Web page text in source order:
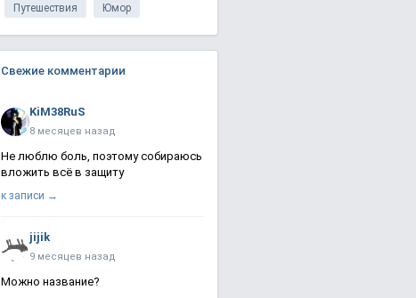
Путешествия Юмор
Свежие комментарии
KiM38RuS
8 месяцев назад
Не люблю боль, поэтому собираюсь
вложить всё в защиту
к записи →
jijik
9 месяцев назад
Можно название?